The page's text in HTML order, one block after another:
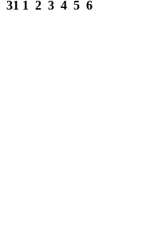
31 1 2 3 4 5 6